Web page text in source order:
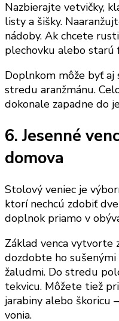
Nazbierajte vetvičky,
listy a šišky.
nádoby. Ak chcete
plechovku alebo starú
Doplnkom môže byť
stredu aranžmánu.
dokonale zapadne do
6. Jesenné
domova
Stolový veniec je
ktorí nechcú zdobiť
doplnok priamo v
Základ venca vytvorte
dozdobte ho
žaludmi. Do stredu
tekvicu. Môžete tiež
jarabiny alebo škoricu
vonia.